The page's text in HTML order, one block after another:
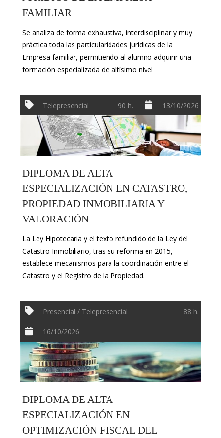
FAMILIAR
Se analiza de forma exhaustiva, interdisciplinar y muy
práctica toda las particularidades jurídicas de la
Empresa familiar, permitiendo al alumno adquirir una
formación especializada de altísimo nivel
Telepresencial 90 h. 13/10/2026
DIPLOMA DE ALTA
ESPECIALIZACIÓN EN CATASTRO,
PROPIEDAD INMOBILIARIA Y
VALORACIÓN
La Ley Hipotecaria y el texto refundido de la Ley del
Catastro Inmobiliario, tras su reforma en 2015,
establece mecanismos para la coordinación entre el
Catastro y el Registro de la Propiedad.
Presencial / Telepresencial 88 h.
16/10/2026
DIPLOMA DE ALTA
ESPECIALIZACIÓN EN
OPTIMIZACIÓN FISCAL DEL